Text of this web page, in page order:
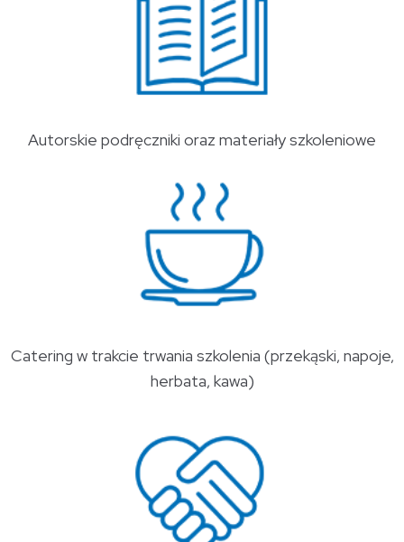
Autorskie podręczniki oraz materiały szkoleniowe
Catering w trakcie trwania szkolenia (przekąski, napoje,
herbata, kawa)